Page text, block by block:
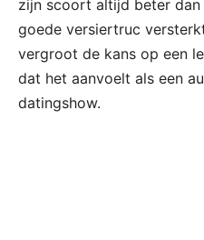
zijn scoort altijd beter dan
goede versiertruc
vergroot de kans op een
dat het aanvoelt als een
datingshow.